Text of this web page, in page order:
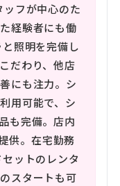
フが中心のた
経験者にも働
照明を完備し
だわり、他店
にも注力。シ
用可能で、シ
も完備。店内
供。在宅勤務
ットのレンタ
スタートも可